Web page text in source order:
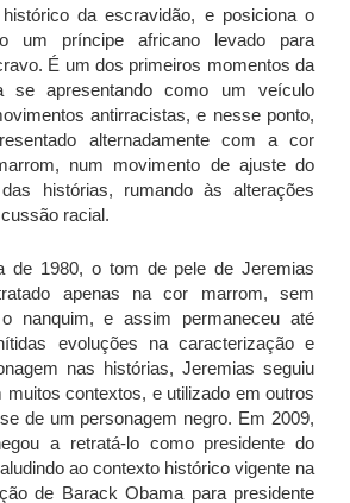
da escravidão, e posiciona o
um príncipe africano levado para
É um dos primeiros momentos da
se apresentando como um veículo
antirracistas, e nesse ponto,
alternadamente com a cor
num movimento de ajuste do
histórias, rumando às alterações
racial.
de 1980, o tom de pele de Jeremias
apenas na cor marrom, sem
nanquim, e assim permaneceu até
evoluções na caracterização e
nas histórias, Jeremias seguiu
muitos contextos, e utilizado em outros
de um personagem negro. Em 2009,
a retratá-lo como presidente do
ao contexto histórico vigente na
de Barack Obama para presidente